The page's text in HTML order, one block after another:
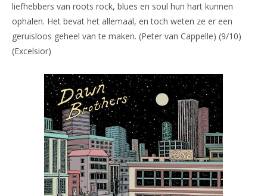
liefhebbers van roots rock, blues en soul hun hart kunnen
ophalen. Het bevat het allemaal, en toch weten ze er een
geruisloos geheel van te maken. (Peter van Cappelle) (9/10)
(Excelsior)